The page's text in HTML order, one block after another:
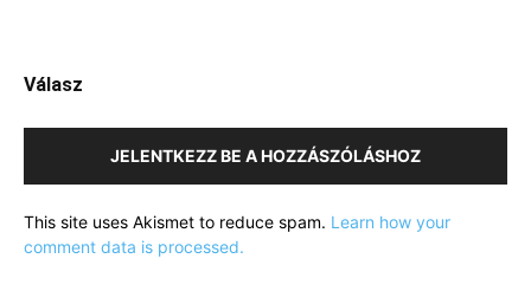
Válasz
JELENTKEZZ BE A HOZZÁSZÓLÁSHOZ
This site uses Akismet to reduce spam. Learn how your
comment data is processed.